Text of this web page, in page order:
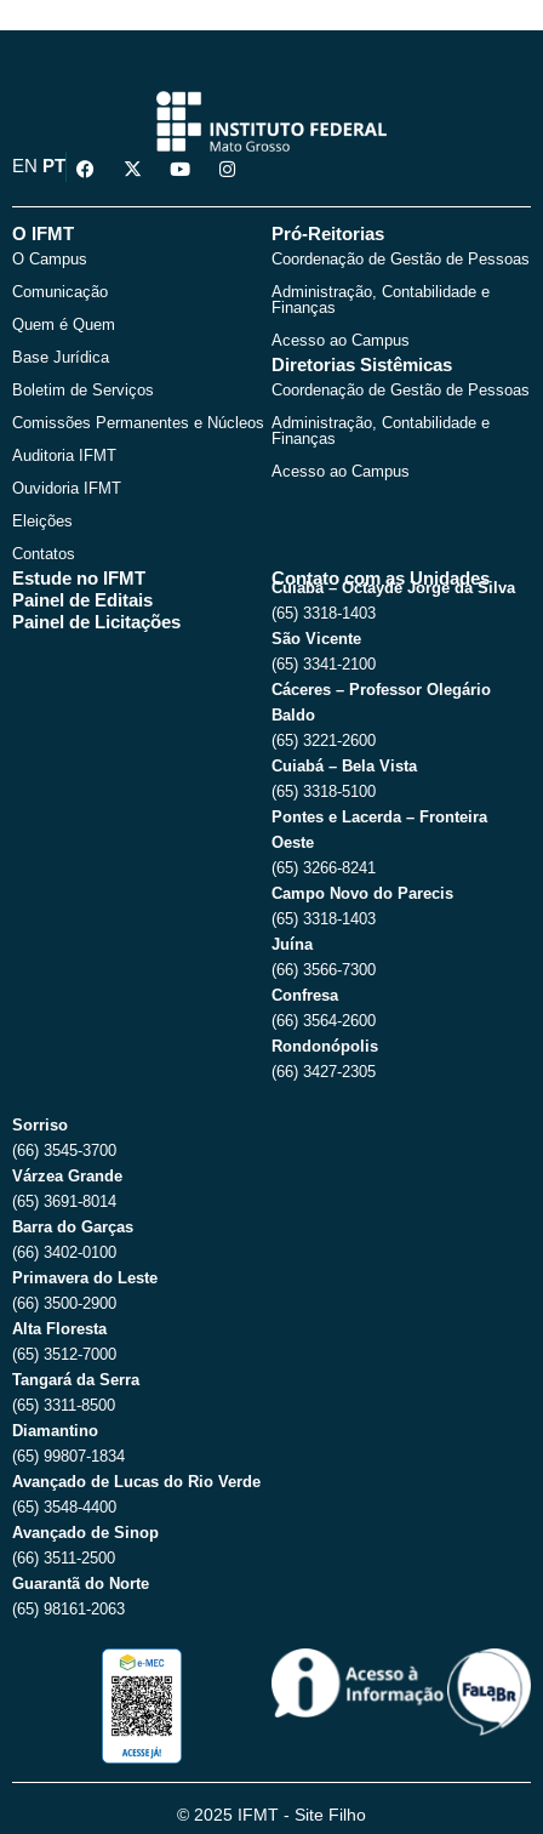
EN PT
F
a
e
o
k
X
-
w
Y
o
t
I
n
t
O IFMT
O Campus
Comunicação
Quem é Quem
Base Jurídica
Boletim de Serviços
Comissões Permanentes e Núcleos
Auditoria IFMT
Ouvidoria IFMT
Eleições
Contatos
Pró-Reitorias
Coordenação de Gestão de Pessoas
Administração, Contabilidade e
Finanças
Acesso ao Campus
Diretorias Sistêmicas
Coordenação de Gestão de Pessoas
Administração, Contabilidade e
Finanças
Acesso ao Campus
Estude no IFMT
Painel de Editais
Painel de Licitações
Contato com as Unidades
Cuiabá – Octayde Jorge da Silva
(65) 3318-1403
São Vicente
(65) 3341-2100
Cáceres – Professor Olegário
Baldo
(65) 3221-2600
Cuiabá – Bela Vista
(65) 3318-5100
Pontes e Lacerda – Fronteira
Oeste
(65) 3266-8241
Campo Novo do Parecis
(65) 3318-1403
Juína
(66) 3566-7300
Confresa
(66) 3564-2600
Rondonópolis
(66) 3427-2305
Sorriso
(66) 3545-3700
Várzea Grande
(65) 3691-8014
Barra do Garças
(66) 3402-0100
Primavera do Leste
(66) 3500-2900
Alta Floresta
(65) 3512-7000
Tangará da Serra
(65) 3311-8500
Diamantino
(65) 99807-1834
Avançado de Lucas do Rio Verde
(65) 3548-4400
Avançado de Sinop
(66) 3511-2500
Guarantã do Norte
(65) 98161-2063
© 2025 IFMT - Site Filho